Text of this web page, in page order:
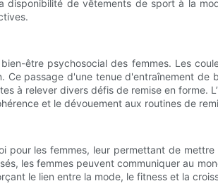
de vêtements de sport à la
être psychosocial des femmes. Les
passage d'une tenue d'entraînement
à relever divers défis de remise en
et le dévouement aux routines de
les femmes, leur permettant de
les femmes peuvent communiquer au
le lien entre la mode, le fitness et la